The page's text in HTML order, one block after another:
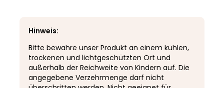
Hinweis:
Bitte bewahre unser Produkt an einem kühlen,
trockenen und lichtgeschützten Ort und
außerhalb der Reichweite von Kindern auf. Die
angegebene Verzehrmenge darf nicht